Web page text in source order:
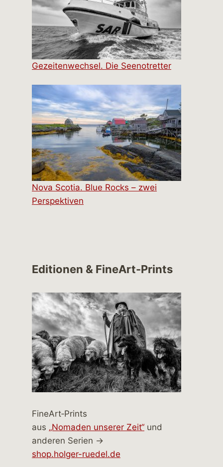
Gezeitenwechsel. Die Seenotretter
Nova Scotia. Blue Rocks – zwei
Perspektiven
Editionen & FineArt-Prints
FineArt‑Prints
aus „Nomaden unserer Zeit“ und
anderen Serien →
shop.holger-ruedel.de